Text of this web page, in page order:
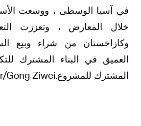
في آسيا الوسطى ، ووسعت
خلال المعارض ، وتعززت
وكازاخستان من شراء وبيع
العميق في البناء المشترك
المشترك للمشروع.Editor/Gong Ziwei